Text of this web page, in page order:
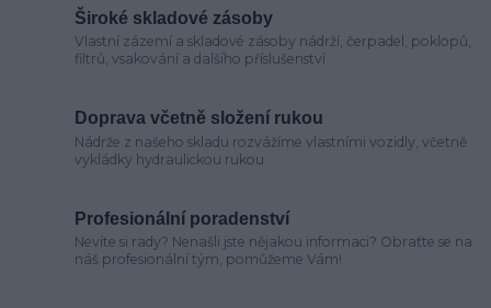
Široké skladové zásoby
Vlastní zázemí a skladové zásoby nádrží, čerpadel, poklopů,
filtrů, vsakování a dalšího příslušenství
Doprava včetně složení rukou
Nádrže z našeho skladu rozvážíme vlastními vozidly, včetně
vykládky hydraulickou rukou
Profesionální poradenství
Nevíte si rady? Nenašli jste nějakou informaci? Obraťte se na
náš profesionální tým, pomůžeme Vám!